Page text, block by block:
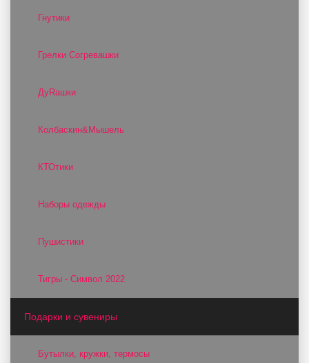
Гнутики
Грелки Согревашки
ДуRашки
Колбаскин&Мышель
КТОтики
Наборы одежды
Пушистики
Тигры - Символ 2022
Подарки и сувениры
Бутылки, кружки, термосы